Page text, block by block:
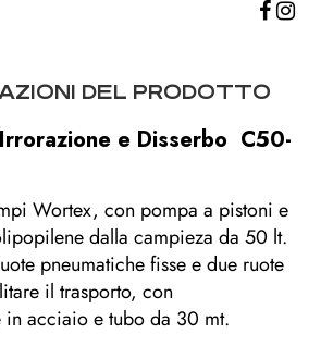
DEL PRODOTTO
e Disserbo C50-
Wortex, con pompa a pistoni e
dalla campieza da 50 lt.
pneumatiche fisse e due ruote
il trasporto, con
in acciaio e tubo da 30 mt.